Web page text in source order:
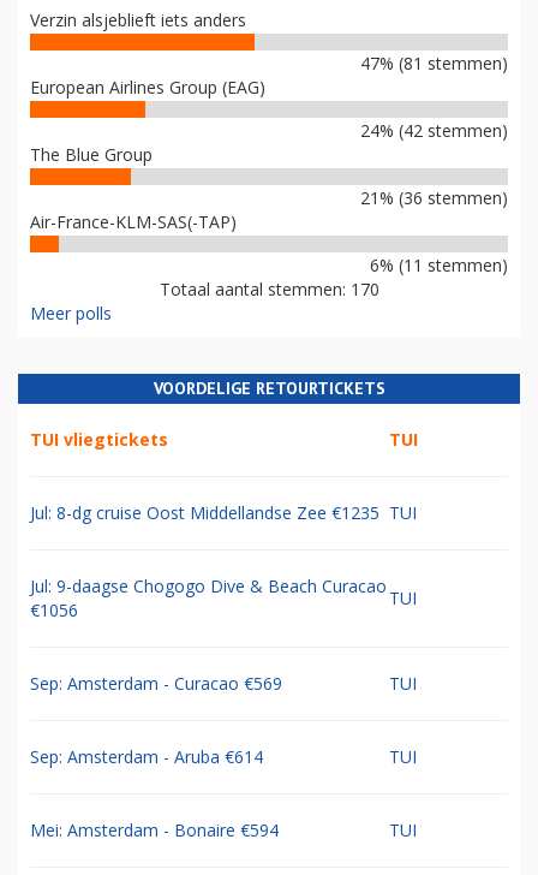
Verzin alsjeblieft iets anders
47% (81 stemmen)
European Airlines Group (EAG)
24% (42 stemmen)
The Blue Group
21% (36 stemmen)
Air-France-KLM-SAS(-TAP)
6% (11 stemmen)
Totaal aantal stemmen: 170
Meer polls
VOORDELIGE RETOURTICKETS
TUI vliegtickets TUI
Jul: 8-dg cruise Oost Middellandse Zee €1235 TUI
Jul: 9-daagse Chogogo Dive & Beach Curacao
€1056
TUI
Sep: Amsterdam - Curacao €569 TUI
Sep: Amsterdam - Aruba €614 TUI
Mei: Amsterdam - Bonaire €594 TUI